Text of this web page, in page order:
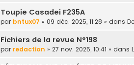
Toupie Casadei F235A
par bntux07 » 09 déc. 2025, 11:28 » dans
Fichiers de la revue N°198
par redaction » 27 nov. 2025, 10:41 » dans